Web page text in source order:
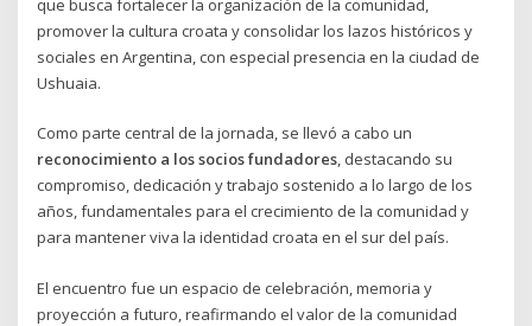
que busca fortalecer la organización de la comunidad,
promover la cultura croata y consolidar los lazos históricos y
sociales en Argentina, con especial presencia en la ciudad de
Ushuaia.
Como parte central de la jornada, se llevó a cabo un
reconocimiento a los socios fundadores, destacando su
compromiso, dedicación y trabajo sostenido a lo largo de los
años, fundamentales para el crecimiento de la comunidad y
para mantener viva la identidad croata en el sur del país.
El encuentro fue un espacio de celebración, memoria y
proyección a futuro, reafirmando el valor de la comunidad